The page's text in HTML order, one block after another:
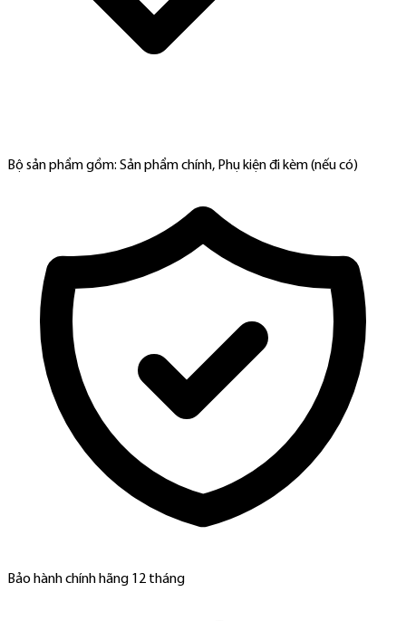
Bộ sản phẩm gồm: Sản phẩm chính, Phụ kiện đi kèm (nếu có)
Bảo hành chính hãng 12 tháng